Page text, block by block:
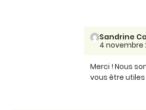
Sandrine
4 novembre
Merci ! Nous
vous être utiles